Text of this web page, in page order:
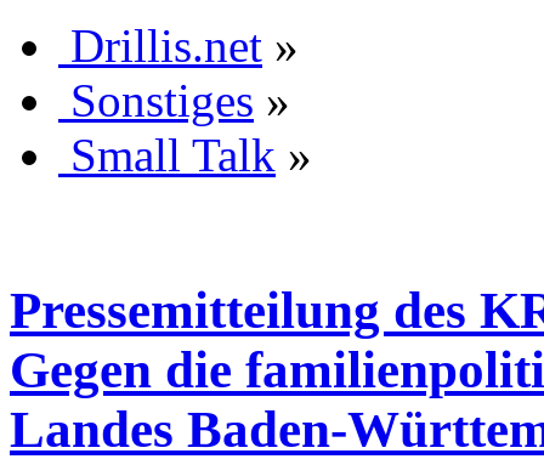
Drillis.net »
Sonstiges »
Small Talk »
Pressemitteilung des
Gegen die
Landes Baden-